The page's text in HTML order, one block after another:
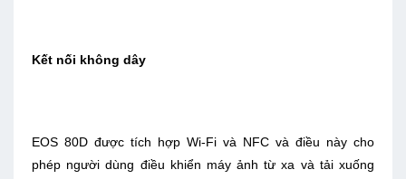
Kết nối không dây
EOS 80D được tích hợp Wi-Fi và NFC và điều này cho
phép người dùng điều khiển máy ảnh từ xa và tải xuống